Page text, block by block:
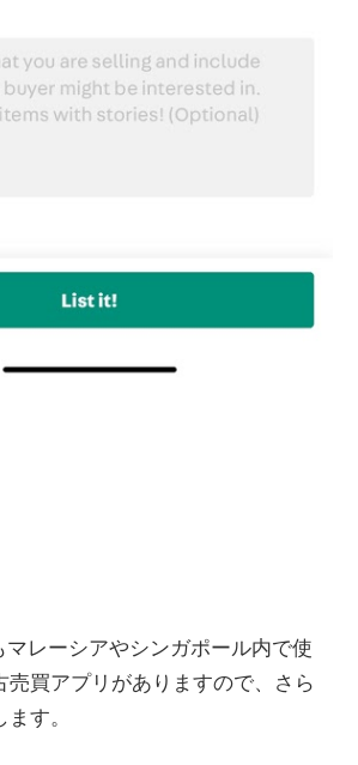
マレーシアやシンガポール内で使
売買アプリがありますので、さら
す。